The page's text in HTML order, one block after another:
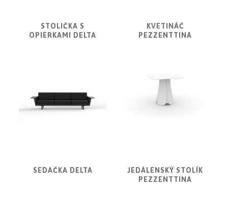
STOLIČKA S
OPIERKAMI DELTA
KVETINÁČ
PEZZENTTINA
SEDAČKA DELTA
JEDÁLENSKÝ STOLÍK
PEZZENTTINA